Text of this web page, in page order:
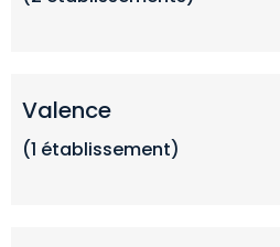
Valence
(1 établissement)